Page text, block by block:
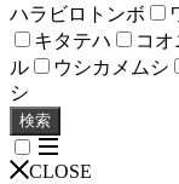
ハラビロトンボ
キタテハ
コオ
ル
ウシカメムシ
シ
検索
CLOSE